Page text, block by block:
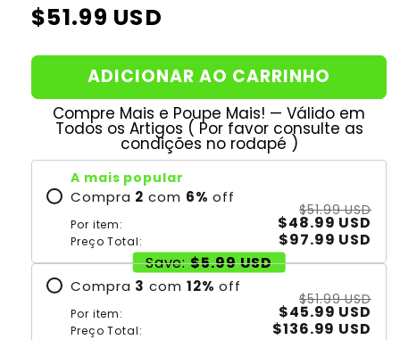
Preço
$51.99 USD
ADICIONAR AO CARRINHO
Compre Mais e Poupe Mais! — Válido em
Todos os Artigos ( Por favor consulte as
condições no rodapé )
A mais popular
Compra 2 com 6% off
Por item:
$51.99 USD
$48.99 USD
Preço Total:
$97.99 USD
Save: $5.99 USD
Compra 3 com 12% off
Por item:
$51.99 USD
$45.99 USD
Preço Total:
$136.99 USD